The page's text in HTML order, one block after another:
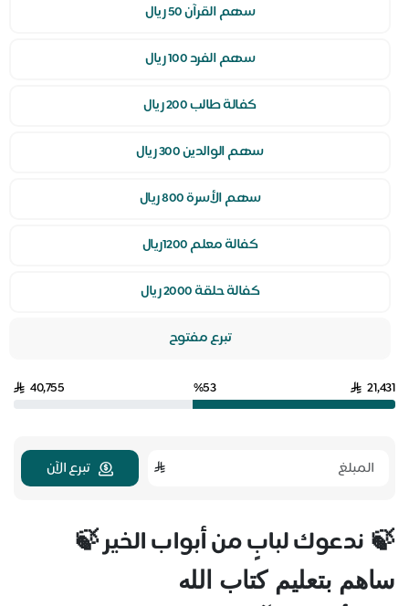
سهم القرآن 50 ريال
سهم الفرد 100 ريال
كفالة طالب 200 ريال
سهم الوالدين 300 ريال
سهم الأسرة 800 ريال
كفالة معلم 1200ريال
كفالة حلقة 2000 ريال
تبرع مفتوح
21,431
%53
40,755
تبرع الآن
🍃 ندعوك لبابٍ من أبواب الخير🍃
ساهم بتعليم كتاب الله